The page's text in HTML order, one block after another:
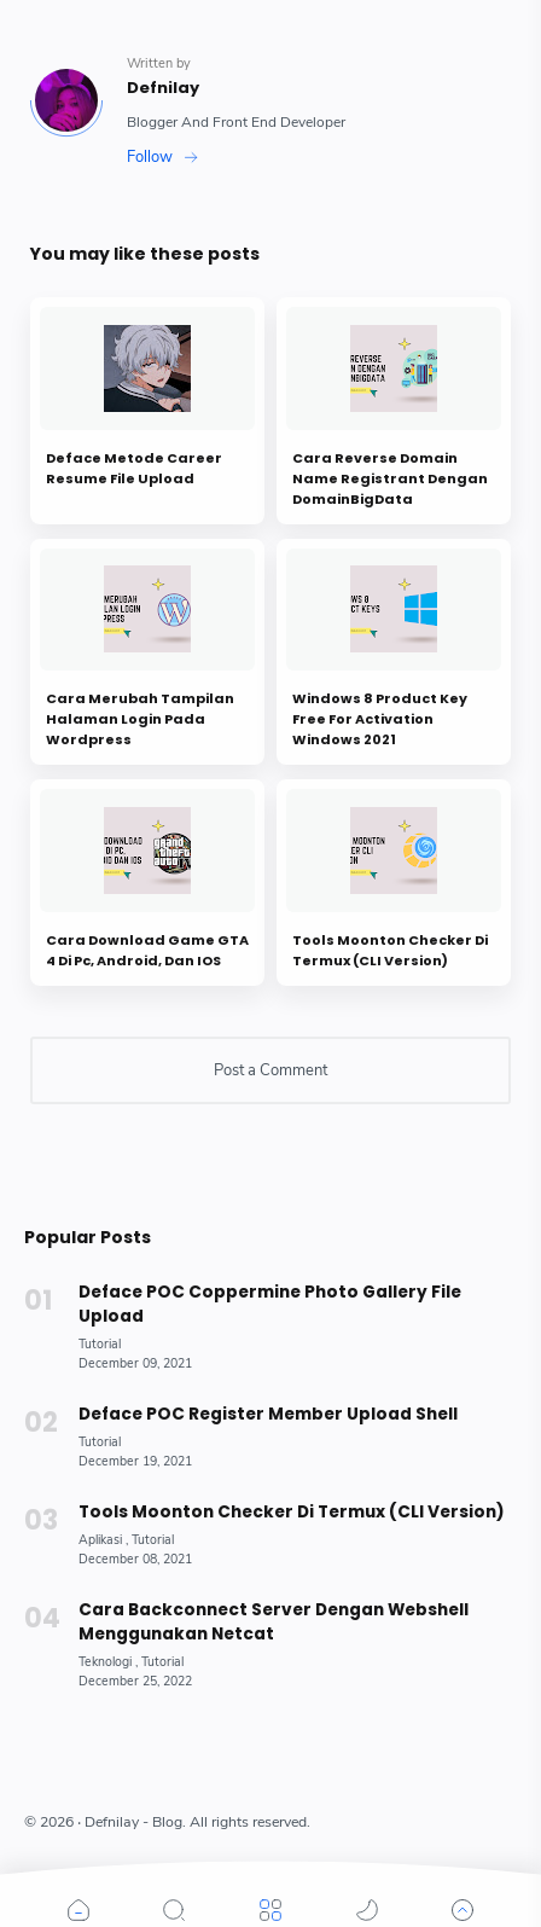
You may like these posts
Deface Metode Career
Resume File Upload
Cara Reverse Domain
Name Registrant Dengan
DomainBigData
Cara Merubah Tampilan
Halaman Login Pada
Wordpress
Windows 8 Product Key
Free For Activation
Windows 2021
Cara Download Game GTA
4 Di Pc, Android, Dan IOS
Tools Moonton Checker Di
Termux (CLI Version)
Popular Posts
Deface POC Coppermine Photo Gallery File
Upload
Deface POC Register Member Upload Shell
Tools Moonton Checker Di Termux (CLI Version)
Cara Backconnect Server Dengan Webshell
Menggunakan Netcat
© 2026 ‧ Defnilay - Blog. All rights reserved.